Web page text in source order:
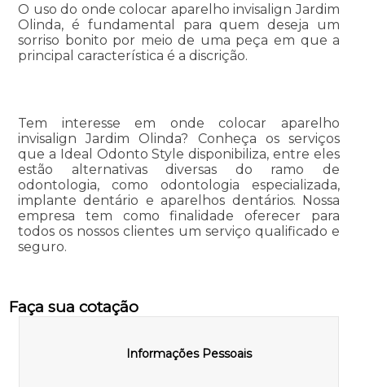
O uso do onde colocar aparelho invisalign Jardim
Olinda, é fundamental para quem deseja um
sorriso bonito por meio de uma peça em que a
principal característica é a discrição.
Tem interesse em onde colocar aparelho
invisalign Jardim Olinda? Conheça os serviços
que a Ideal Odonto Style disponibiliza, entre eles
estão alternativas diversas do ramo de
odontologia, como odontologia especializada,
implante dentário e aparelhos dentários. Nossa
empresa tem como finalidade oferecer para
todos os nossos clientes um serviço qualificado e
seguro.
Faça sua cotação
Informações Pessoais